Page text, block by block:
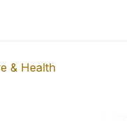
& Health